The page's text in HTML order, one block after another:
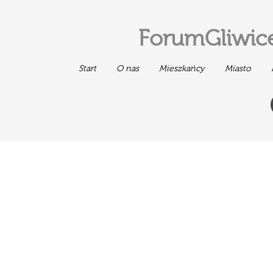
Start O nas Mieszkańcy Miasto